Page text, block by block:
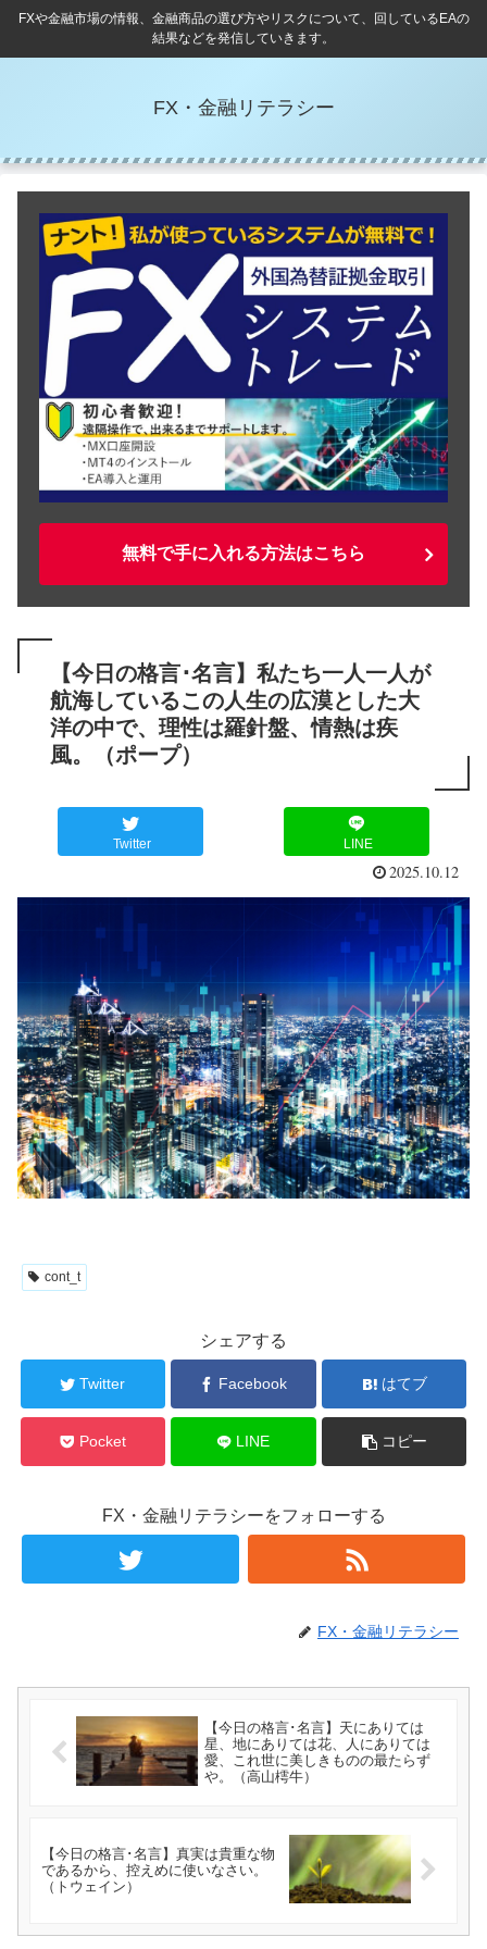
FXや金融市場の情報、金融商品の選び方やリスクについて、回しているEAの
結果などを発信していきます。
FX・金融リテラシー
無料で手に入れる方法はこちら
【今日の格言･名言】私たち一人一人が
航海しているこの人生の広漠とした大
洋の中で、理性は羅針盤、情熱は疾
風。（ポープ）
Twitter LINE
2025.10.12
cont_t
シェアする
Twitter Facebook はてブ
Pocket LINE コピー
FX・金融リテラシーをフォローする
FX・金融リテラシー
【今日の格言･名言】天にありては
星、地にありては花、人にありては
愛、これ世に美しきものの最たらず
や。（高山樗牛）
【今日の格言･名言】真実は貴重な物
であるから、控えめに使いなさい。
（トウェイン）